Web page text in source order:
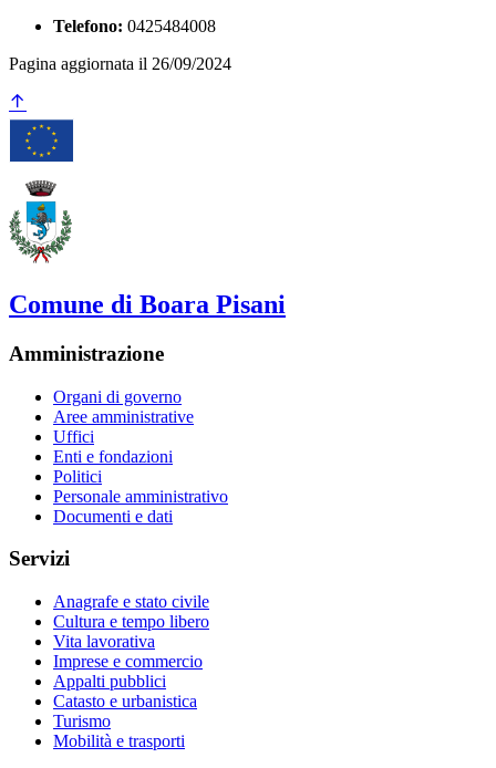
Telefono: 0425484008
Pagina aggiornata il 26/09/2024
Comune di Boara Pisani
Amministrazione
Organi di governo
Aree amministrative
Uffici
Enti e fondazioni
Politici
Personale amministrativo
Documenti e dati
Servizi
Anagrafe e stato civile
Cultura e tempo libero
Vita lavorativa
Imprese e commercio
Appalti pubblici
Catasto e urbanistica
Turismo
Mobilità e trasporti